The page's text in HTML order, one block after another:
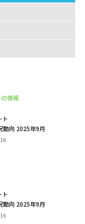
情報
ト
動向 2025年9月
ト
動向 2025年9月